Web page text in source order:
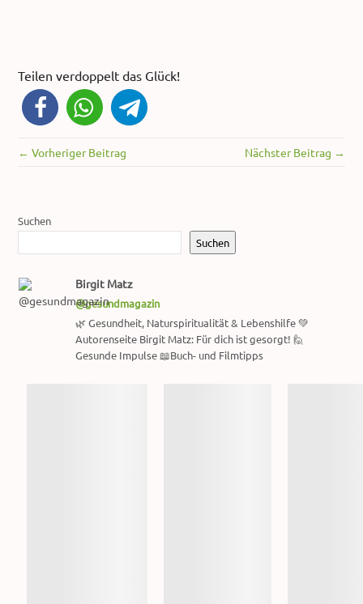
Teilen verdoppelt das Glück!
← Vorheriger Beitrag Nächster Beitrag →
Suchen
Suchen
Birgit Matz
@gesundmagazin
🌿 Gesundheit, Naturspiritualität & Lebenshilfe 💚
Autorenseite Birgit Matz: Für dich ist gesorgt! 🙋
Gesunde Impulse 📖Buch- und Filmtipps